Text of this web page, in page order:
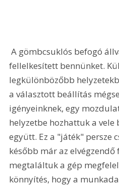
A gömbcsuklós befogó állvány azonban jobban
fellelkesített bennünket.
legkülönbözőbb
a választott beállítás
igényeinknek, egy
helyzetbe hozhattuk a
együtt. Ez a "játék" persze
később már az
megtaláltuk a gép
könnyítés, hogy a